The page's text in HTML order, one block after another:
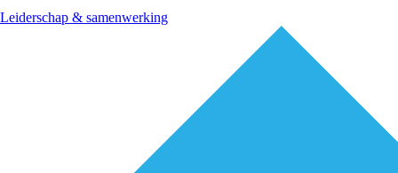
Leiderschap & samenwerking